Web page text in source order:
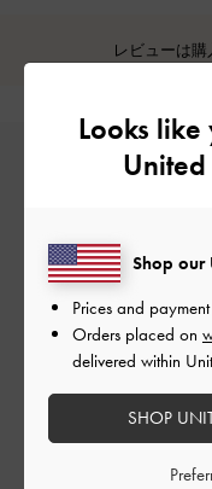
レビューは購
カ
ご感
Looks
Shop our
Prices and
Orders placed on
delivered within
SHOP